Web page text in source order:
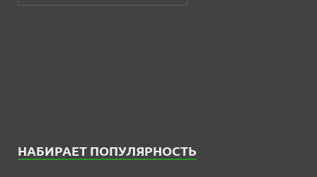
НАБИРАЕТ ПОПУЛЯРНОСТЬ